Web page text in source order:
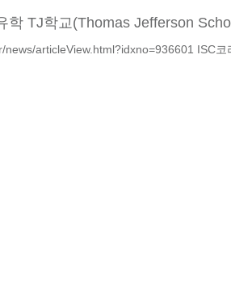
학 TJ학교(Thomas Jefferson
news/articleView.html?idxno=936601 ISC